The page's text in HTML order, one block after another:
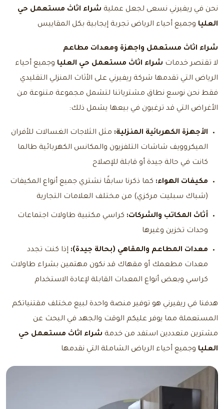
نحن في ريفيرني نسعى لجعل عملية شراء اثاث مستعمل حي
العليا وجميع أحياء الرياض تجربة إيجابية بكل المقاييس
شراء اثاث مستعمل واجهزة ومعدات مطاعم
لا تقتصر خدمات شراء اثاث مستعمل حي العليا وجميع أحياء
الرياض التي تقدمها شركة ريفيرني على الأثاث المنزلي التقليدي
فقط نحن نوسع نطاق مشترياتنا لتشمل مجموعة متنوعة من
الأغراض التي قد ترغبون في بيعها يشمل ذلك:
الأجهزة الكهربائية المنزلية: مثل الثلاجات الغسالات للأفران
الميكروويف شاشات التلفزيون والمكانس الكهربائية طالما
كانت في حالة جيدة أو قابلة للإصلاح
مكيفات الهواء: كما ذكرنا سابقًا نشتري جميع أنواع المكيفات
(شباك سبليت مركزي) من مختلف العلامات التجارية
أثاث المكاتب والشركات: كراسي مكتبية طاولات اجتماعات
وحدات تخزين وغيرها
معدات المطاعم والمقاهي (بحالة جيدة): إذا كنت تجدد
معدات مطعمك أو مقهاك قد نكون مهتمين بشراء طاولات
كراسي وبعض أنواع المعدات القابلة لإعادة الاستخدام
هدفنا في ريفيرني هو توفير منصة واحدة لبيع مختلف مقتنياتكم
المستعملة مما يوفر عليكم الوقت والجهد في البحث عن
مشترين متعددين استفد من خدمة شراء اثاث مستعمل حي
العليا وجميع أحياء الرياض الشاملة التي نقدمها